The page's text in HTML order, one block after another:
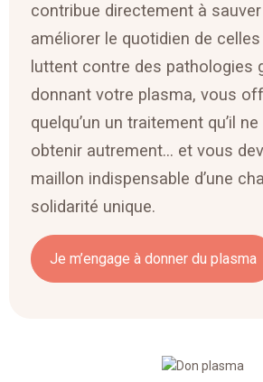
contribue directement à
améliorer le quotidien de
luttent contre des pathologies
donnant votre plasma, vous
quelqu’un un traitement qu’il
obtenir autrement… et vous
maillon indispensable d’une
solidarité unique.
Je m’engage à donner du plasma